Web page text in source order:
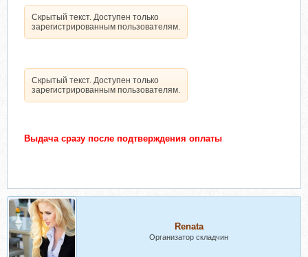
Скрытый текст. Доступен только
зарегистрированным пользователям.
Скрытый текст. Доступен только
зарегистрированным пользователям.
Выдача сразу после подтверждения оплаты
Renata
Организатор складчин